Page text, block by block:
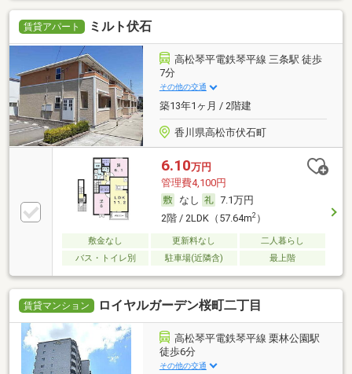
賃貸アパート ミルト伏石
高松琴平電鉄琴平線 三条駅 徒歩
7分
その他の交通
築13年1ヶ月 / 2階建
香川県高松市伏石町
6.10万円
管理費4,100円
なし
7.1万円
2階 / 2LDK（57.64m2）
敷金なし 更新料なし
二人暮らし
バス・トイレ別
駐車場(近隣含) 最上階
賃貸マンション ロイヤルガーデン桜町二丁目
高松琴平電鉄琴平線 栗林公園駅
徒歩6分
その他の交通